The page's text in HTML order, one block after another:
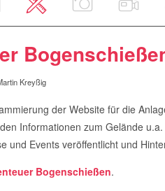
Kreyßig
der Website für die
Informationen zum Gelände
und Events veröffentlicht und
Bogenschießen.